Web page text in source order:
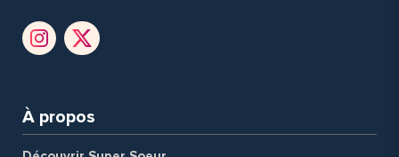
À propos